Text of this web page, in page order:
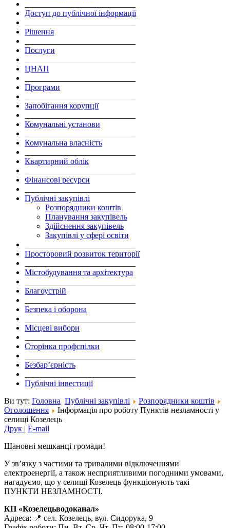
Доступ до публічної інформації
Рішення
Послуги
ЦНАП
Програми
Запобігання корупції
Комунальні установи
Комунальна власність
Квартирний облік
Фінансові ресурси
Публічні закупівлі
Розпорядники коштів
Планування закупівель
Здійснення закупівель
Закупівлі у сфері освіти
Просторовий розвиток території
Містобудування та архітектура
Благоустрій
Безпека і оборона
Місцеві вибори
Сторінка профспілки
Безбар’єрність
Публічні інвестиції
Ви тут: Головна Публічні закупівлі
Розпорядники коштів
Оголошення
Інформація про роботу Пунктів незламності у
селищі Козелець
Друк | E-mail
Шановні мешканці громади!
У зв’язку з частими та тривалими відключеннями
електроенергії, а також несприятливими погодними умовами,
нагадуємо, що у селищі Козелець функціонують такі
ПУНКТИ НЕЗЛАМНОСТІ.
КП «Козелецьводоканал»
Адреса: 📍 сел. Козелець, вул. Сидорука, 9